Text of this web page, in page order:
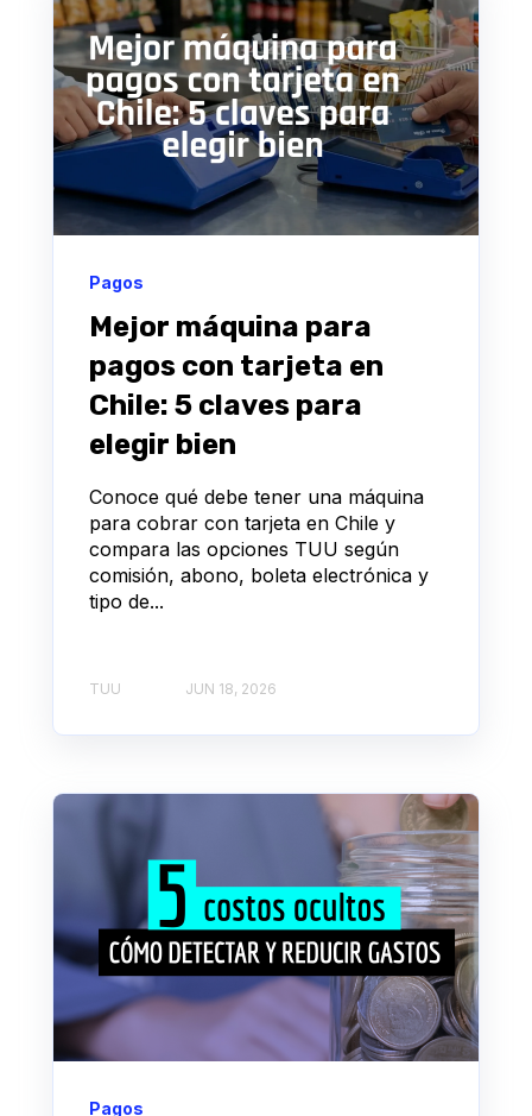
Pagos
Mejor máquina para
pagos con tarjeta en
Chile: 5 claves para
elegir bien
Conoce qué debe tener una máquina
para cobrar con tarjeta en Chile y
compara las opciones TUU según
comisión, abono, boleta electrónica y
tipo de...
TUU JUN 18, 2026
Pagos